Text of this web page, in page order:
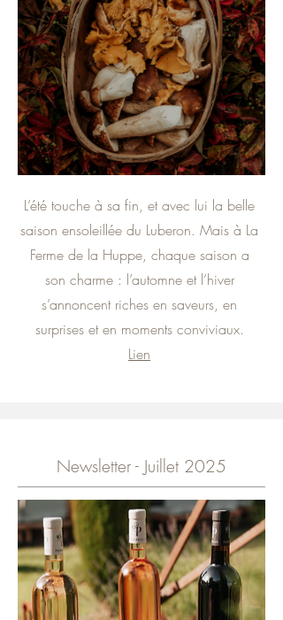
L’été touche à sa fin, et avec lui la belle
saison ensoleillée du Luberon. Mais à La
Ferme de la Huppe, chaque saison a
son charme : l’automne et l’hiver
s’annoncent riches en saveurs, en
surprises et en moments conviviaux.
Lien
Newsletter - Juillet 2025